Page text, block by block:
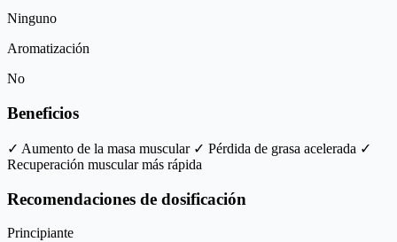
Ninguno
Aromatización
No
Beneficios
✓ Aumento de la masa muscular✓ Pérdida de grasa acelerada ✓
Recuperación muscular más rápida
Recomendaciones de dosificación
Principiante